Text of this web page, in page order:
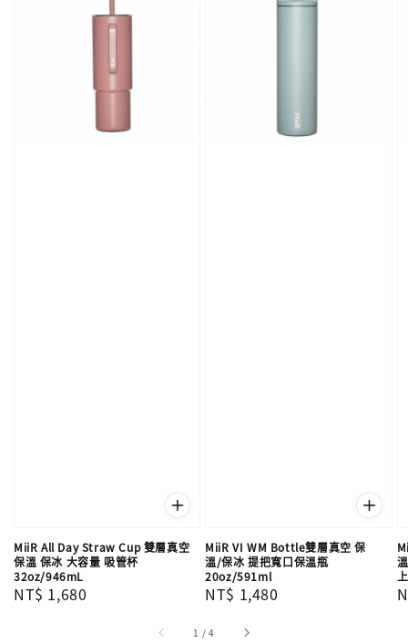
MiiR All Day Straw Cup 雙層真空
保溫 保冰 大容量 吸管杯
32oz/946mL
Regular
NT$ 1,680
MiiR VI WM Bottle雙層真空 保
溫/保冰 提把寬口保溫瓶
20oz/591ml
Regular
NT$ 1,480
1 /4